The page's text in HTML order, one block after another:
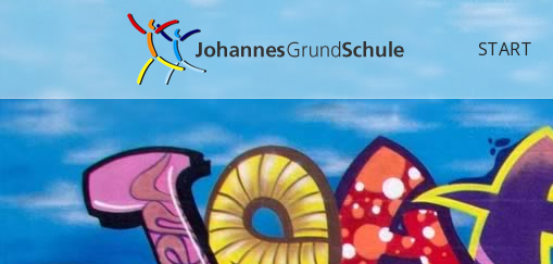
START